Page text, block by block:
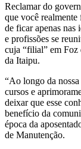
Reclamar do
que você realmente
de ficar apenas nas
e profissões se
cuja “filial” em Foz
da Itaipu.
“Ao longo da
cursos e
deixar que esse
benefício da
época da
de Manutenção.